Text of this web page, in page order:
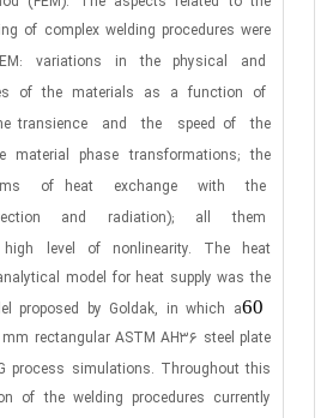
of complex welding procedures were
variations in the physical
and
of the materials as a function of
transience and the speed of
the
material phase transformations; the
of heat exchange with
the
and radiation); all
them
high level of nonlinearity. The
heat
model for heat supply was the
proposed by Goldak, in which a60
rectangular ASTM AH36 steel plate
process simulations. Throughout this
of the welding procedures currently